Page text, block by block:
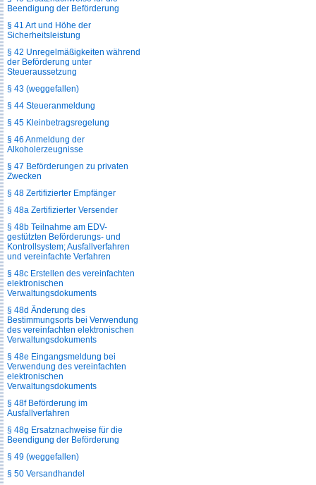
Beendigung der Beförderung
§ 41 Art und Höhe der
Sicherheitsleistung
§ 42 Unregelmäßigkeiten während
der Beförderung unter
Steueraussetzung
§ 43 (weggefallen)
§ 44 Steueranmeldung
§ 45 Kleinbetragsregelung
§ 46 Anmeldung der
Alkoholerzeugnisse
§ 47 Beförderungen zu privaten
Zwecken
§ 48 Zertifizierter Empfänger
§ 48a Zertifizierter Versender
§ 48b Teilnahme am EDV-
gestützten Beförderungs- und
Kontrollsystem; Ausfallverfahren
und vereinfachte Verfahren
§ 48c Erstellen des vereinfachten
elektronischen
Verwaltungsdokuments
§ 48d Änderung des
Bestimmungsorts bei Verwendung
des vereinfachten elektronischen
Verwaltungsdokuments
§ 48e Eingangsmeldung bei
Verwendung des vereinfachten
elektronischen
Verwaltungsdokuments
§ 48f Beförderung im
Ausfallverfahren
§ 48g Ersatznachweise für die
Beendigung der Beförderung
§ 49 (weggefallen)
§ 50 Versandhandel